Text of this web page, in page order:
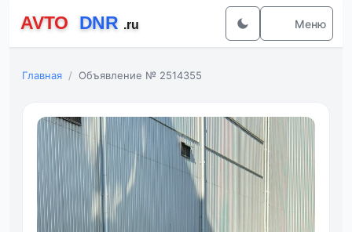
Меню
Главная Объявление № 2514355